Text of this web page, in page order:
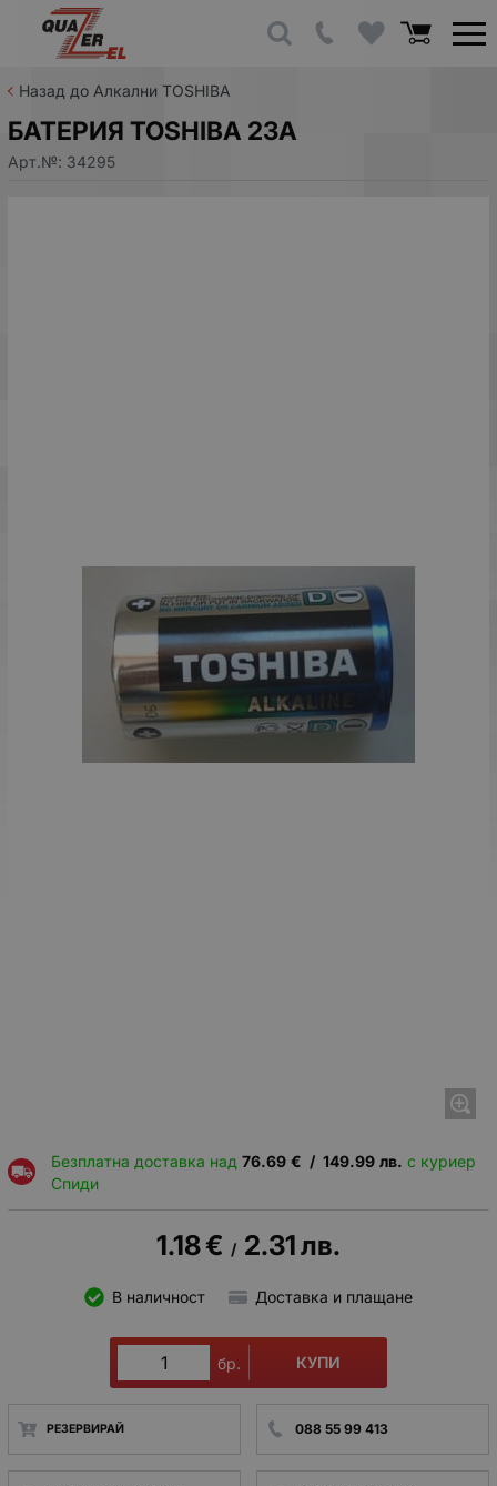
Назад до Алкални TOSHIBA
БАТЕРИЯ TOSHIBA 23A
Арт.№: 34295
Безплатна доставка над 76.69 € / 149.99 лв. с куриер
Спиди
1.18€ / 2.31лв.
В наличност Доставка и плащане
бр. КУПИ
РЕЗЕРВИРАЙ 088 55 99 413